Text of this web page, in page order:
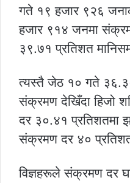
गते १९ हजार ९२६
हजार ९१४ जनमा
३९.७१ प्रतिशत
त्यस्तै जेठ १० गते
संक्रमण देखिँदा हिजो
दर ३०.४१ प्रतिशतमा
संक्रमण दर ४०
विज्ञहरूले संक्रमण दर